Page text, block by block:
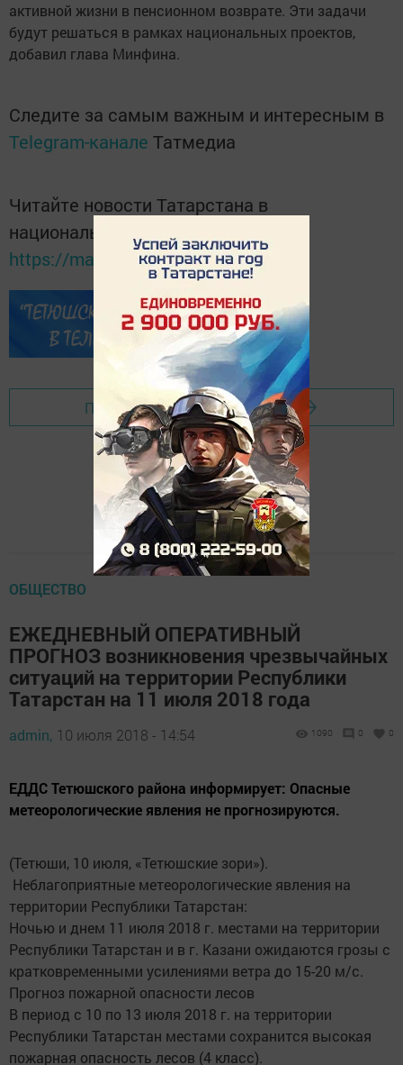
активной жизни в пенсионном возврате. Эти задачи
будут решаться в рамках национальных проектов,
добавил глава Минфина.
Следите за самым важным и интересным в
Telegram-канале Татмедиа
Читайте новости Татарстана в
национальном мессенджере MАХ:
https://max.ru/tatmedia
Перейти на страницу новости
ОБЩЕСТВО
ЕЖЕДНЕВНЫЙ ОПЕРАТИВНЫЙ
ПРОГНОЗ возникновения чрезвычайных
ситуаций на территории Республики
Татарстан на 11 июля 2018 года
admin, 10 июля 2018 - 14:54 1090 0 0
ЕДДС Тетюшского района информирует: Опасные
метеорологические явления не прогнозируются.
(Тетюши, 10 июля, «Тетюшские зори»).
Неблагоприятные метеорологические явления на
территории Республики Татарстан:
Ночью и днем 11 июля 2018 г. местами на территории
Республики Татарстан и в г. Казани ожидаются грозы с
кратковременными усилениями ветра до 15-20 м/с.
Прогноз пожарной опасности лесов
В период с 10 по 13 июля 2018 г. на территории
Республики Татарстан местами сохранится высокая
пожарная опасность лесов (4 класс).